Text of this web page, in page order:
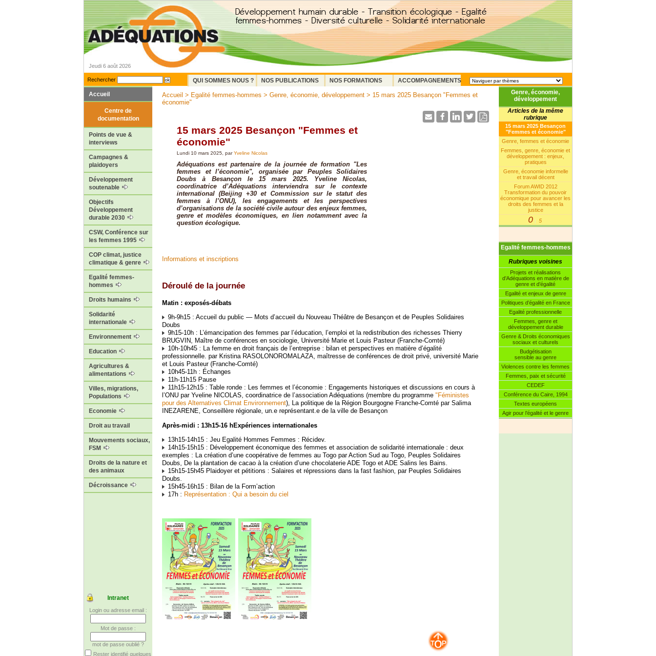
Jeudi 6 août 2026
Rechercher QUI SOMMES NOUS ? NOS PUBLICATIONS NOS FORMATIONS
ACCOMPAGNEMENTS
Accueil
Centre de
documentation
Points de vue &
interviews
Campagnes &
plaidoyers
Développement
soutenable
Objectifs
Développement
durable 2030
CSW, Conférence sur
les femmes 1995
COP climat, justice
climatique & genre
Egalité femmes-
hommes
Droits humains
Solidarité
internationale
Environnement
Education
Agricultures &
alimentations
Villes, migrations,
Populations
Economie
Droit au travail
Mouvements sociaux,
FSM
Droits de la nature et
des animaux
Décroissance
Intranet
Login ou adresse email :
Mot de passe :
mot de passe oublié ?
Rester identifié quelques
Genre, économie,
développement
Articles de la même
rubrique
15 mars 2025 Besançon
"Femmes et économie"
Genre, femmes et économie
Femmes, genre, économie et
développement : enjeux,
pratiques
Genre, économie informelle
et travail décent
Forum AWID 2012
Transformation du pouvoir
économique pour avancer les
droits des femmes et la
justice
0| 5
Egalité femmes-hommes
Rubriques voisines
Projets et réalisations
d’Adéquations en matière de
genre et d’égalité
Egalité et enjeux de genre
Politiques d’égalité en France
Egalité professionnelle
Femmes, genre et
développement durable
Genre & Droits économiques
sociaux et culturels
Budgétisation
sensible au genre
Violences contre les femmes
Femmes, paix et sécurité
CEDEF
Conférence du Caire, 1994
Textes européens
Agir pour l’égalité et le genre
Accueil > Egalité femmes-hommes > Genre, économie, développement > 15 mars 2025 Besançon "Femmes et
économie"
15 mars 2025 Besançon "Femmes et
économie"
Lundi 10 mars 2025, parYveline Nicolas
Adéquations est partenaire de la journée de formation "Les
femmes et l’économie", organisée par Peuples Solidaires
Doubs à Besançon le 15 mars 2025. Yveline Nicolas,
coordinatrice d’Adéquations interviendra sur le contexte
international (Beijing +30 et Commission sur le statut des
femmes à l’ONU), les engagements et les perspectives
d’organisations de la société civile autour des enjeux femmes,
genre et modèles économiques, en lien notamment avec la
question écologique.
Informations et inscriptions
Déroulé de la journée
Matin : exposés-débats
9h-9h15 : Accueil du public — Mots d’accueil du Nouveau Théâtre de Besançon et de Peuples Solidaires
Doubs
9h15-10h : L’émancipation des femmes par l’éducation, l’emploi et la redistribution des richesses Thierry
BRUGVIN, Maître de conférences en sociologie, Université Marie et Louis Pasteur (Franche-Comté)
10h-10h45 : La femme en droit français de l’entreprise : bilan et perspectives en matière d’égalité
professionnelle. par Kristina RASOLONOROMALAZA, maîtresse de conférences de droit privé, université Marie
et Louis Pasteur (Franche-Comté)
10h45-11h : Échanges
11h-11h15 Pause
11h15-12h15 : Table ronde : Les femmes et l’économie : Engagements historiques et discussions en cours à
l’ONU par Yveline NICOLAS, coordinatrice de l’association Adéquations (membre du programme "Féministes
pour des Alternatives Climat Environnement), La politique de la Région Bourgogne Franche-Comté par Salima
INEZARENE, Conseillère régionale, un.e représentant.e de la ville de Besançon
Après-midi : 13h15-16 hExpériences internationales
13h15-14h15 : Jeu Egalité Hommes Femmes : Récidev.
14h15-15h15 : Développement économique des femmes et association de solidarité internationale : deux
exemples : La création d’une coopérative de femmes au Togo par Action Sud au Togo, Peuples Solidaires
Doubs, De la plantation de cacao à la création d’une chocolaterie ADE Togo et ADE Salins les Bains.
15h15-15h45 Plaidoyer et pétitions : Salaires et répressions dans la fast fashion, par Peuples Solidaires
Doubs.
15h45-16h15 : Bilan de la Form’action
17h : Représentation : Qui a besoin du ciel